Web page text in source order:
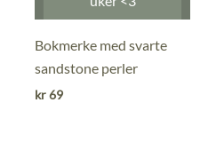
Bokmerke med svarte
sandstone perler
kr69